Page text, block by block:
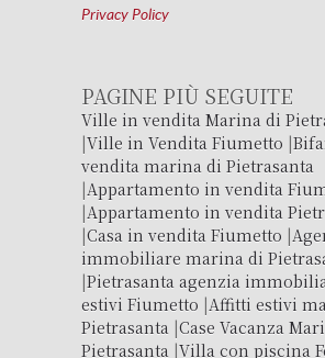
Privacy Policy
PAGINE PIÙ SEGUITE
Ville in vendita Marina di
|Ville in Vendita Fiumetto |
vendita marina di Pietrasanta
|Appartamento in vendita
|Appartamento in vendita
|Casa in vendita Fiumetto |
immobiliare marina di
|Pietrasanta agenzia
estivi Fiumetto |Affitti estivi
Pietrasanta |Case Vacanza
Pietrasanta |Villa con piscina